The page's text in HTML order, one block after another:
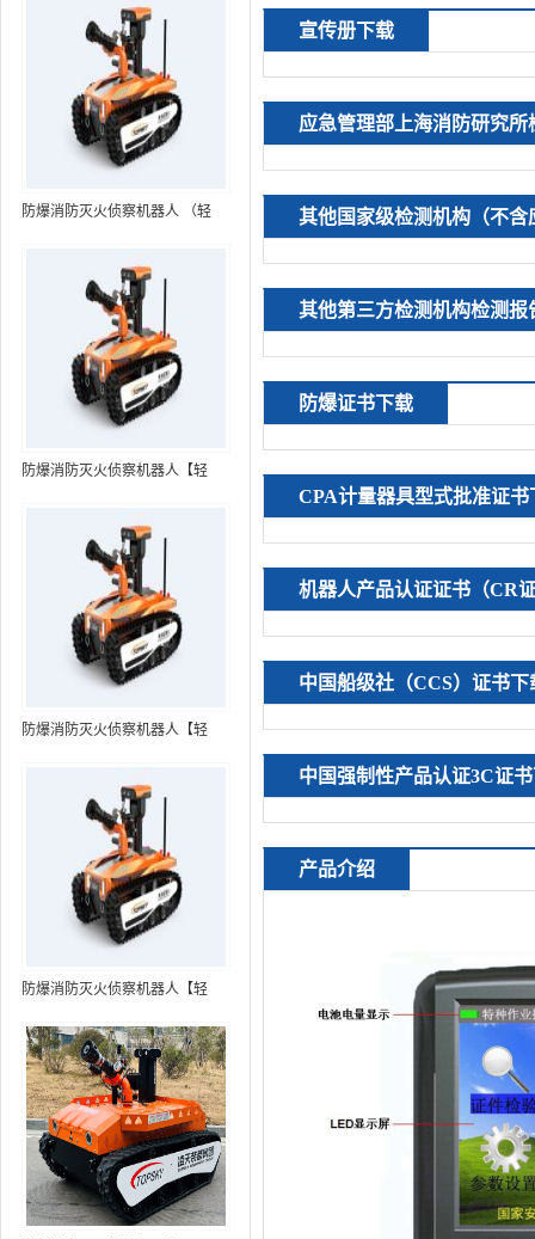
防爆消防灭火侦察机器人 （轻
MC80BD（第6代）
防爆消防灭火侦察机器人【轻
装置+语音控制+跟随功能+5G控
防爆消防灭火侦察机器人【轻
装置+语音控制+跟随功能+5G控
制+水炮跟踪火焰）RXR-
MC80BD（第8代）
防爆消防灭火侦察机器人【轻
装置+语音控制+跟随功能+5G控
制+水炮跟踪火焰+自主导航）
宣传册下载
应急管理部上海消防研究所
其他国家级检测机构（不
其他第三方检测机构检测报
防爆证书下载
CPA计量器具型式批准证书
机器人产品认证证书（CR
中国船级社（CCS）证书下
中国强制性产品认证3C证
产品介绍